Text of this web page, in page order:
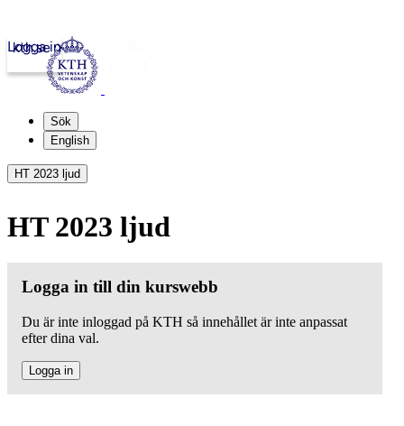
kth.se
Logga in
Sök
English
HT 2023 ljud
HT 2023 ljud
Logga in till din kurswebb
Du är inte inloggad på KTH så innehållet är inte anpassat
efter dina val.
Logga in